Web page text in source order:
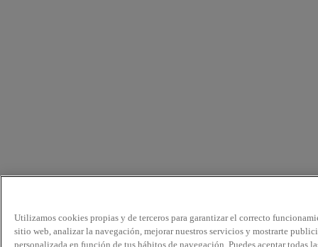
Utilizamos cookies propias y de terceros para garantizar el correcto
sitio web, analizar la navegación, mejorar nuestros servicios y mostrarte
personalizada en función de tus hábitos de navegación. Puedes aceptar todas